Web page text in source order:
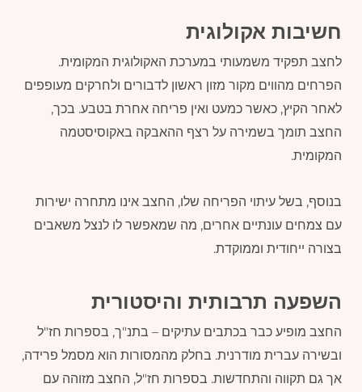
חשיבות אקולוגית
לחצב תפקיד משמעותי במערכת האקולוגית המקומית.
הפרחים מהווים מקור מזון ראשון לדבורים ולחרקים מעופפים
לאחר הקיץ, כאשר כמעט ואין פריחה אחרת בטבע. בכך,
החצב תומך בשמירה על רצף ההאבקה באקוסיסטמה
המקומית.
בנוסף, בשל עיתוי הפריחה שלו, החצב אינו מתחרה ישירות
עם צמחים עונתיים אחרים, מה שמאפשר לו לנצל משאבים
בצורה ייחודית וממוקדת.
השפעה תרבותית והיסטורית
החצב מופיע כבר בכתבים עתיקים – בתנ"ך, בספרות חז"ל
ובשירה עברית מודרנית. בחלק מהמסורות הוא מסמל פרידה,
אך גם תקווה והתחדשות. בספרות חז"ל, החצב מזוהה עם